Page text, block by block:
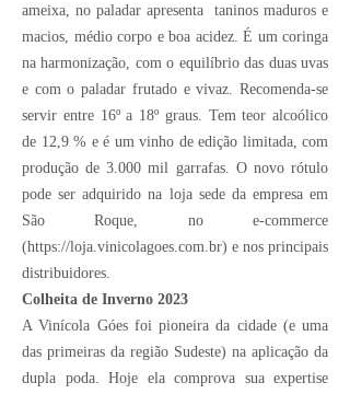
ameixa, no paladar apresenta taninos maduros e
macios, médio corpo e boa acidez. É um coringa
na harmonização, com o equilíbrio das duas uvas
e com o paladar frutado e vivaz. Recomenda-se
servir entre 16º a 18º graus. Tem teor alcoólico
de 12,9 % e é um vinho de edição limitada, com
produção de 3.000 mil garrafas. O novo rótulo
pode ser adquirido na loja sede da empresa em
São Roque, no e-commerce
(https://loja.vinicolagoes.com.br) e nos principais
distribuidores.
Colheita de Inverno 2023
A Vinícola Góes foi pioneira da cidade (e uma
das primeiras da região Sudeste) na aplicação da
dupla poda. Hoje ela comprova sua expertise